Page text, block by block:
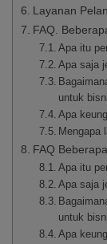
Layanan
FAQ.
Apa itu
Apa saja
untuk
Apa
Mengapa
FAQ
Apa itu
Apa saja
untuk
Apa